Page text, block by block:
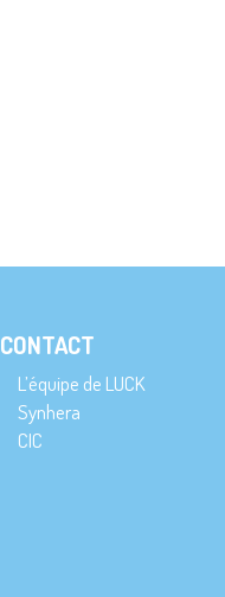
CONTACT
L’équipe de LUCK
Synhera
CIC